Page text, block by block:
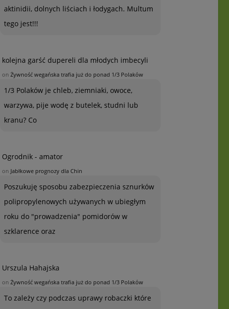
aktinidii, dolnych liściach i łodygach. Multum
tego jest!!!
kolejna garść dupereli dla młodych imbecyli
on Żywność wegańska trafia już do ponad 1/3 Polaków
1/3 Polaków je chleb, ziemniaki, owoce,
warzywa, pije wodę z butelek, studni lub
kranu? Co
Ogrodnik - amator
on Jabłkowe prognozy dla Chin
Poszukuję sposobu zabezpieczenia sznurków
polipropylenowych używanych w ubiegłym
roku do "prowadzenia" pomidorów w
szklarence oraz
Urszula Hahajska
on Żywność wegańska trafia już do ponad 1/3 Polaków
To zależy czy podczas uprawy robaczki które